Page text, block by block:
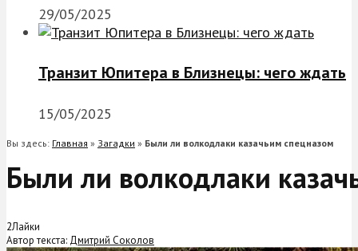
29/05/2025
Транзит Юпитера в Близнецы: чего ждать
15/05/2025
Вы здесь: Главная » Загадки » Были ли волкодлаки казачьим спецназом
Были ли волкодлаки
2Лайки
Автор текста: Дмитрий Соколов